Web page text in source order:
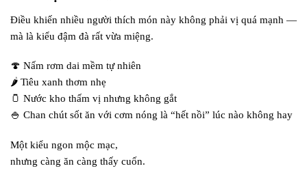
Điều khiến nhiều người thích món này không phải vị quá mạnh —
mà là kiểu đậm đà rất vừa miệng.
🍄 Nấm rơm dai mềm tự nhiên
🌶️ Tiêu xanh thơm nhẹ
🫙 Nước kho thấm vị nhưng không gắt
🍚 Chan chút sốt ăn với cơm nóng là “hết nồi” lúc nào không hay
Một kiểu ngon mộc mạc,
nhưng càng ăn càng thấy cuốn.